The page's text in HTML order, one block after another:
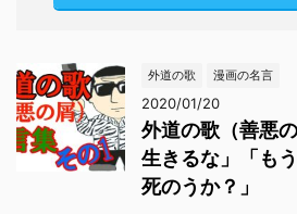
外道の歌 漫画の名言
2020/01/20
外道の歌（善悪
生きるな」「も
死のうか？」